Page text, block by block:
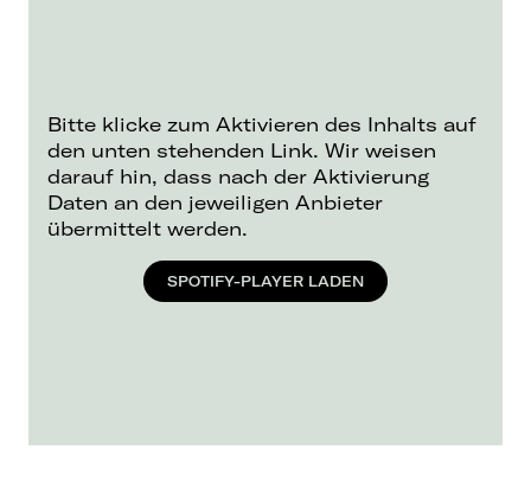
Bitte klicke zum Aktivieren des Inhalts auf
den unten stehenden Link. Wir weisen
darauf hin, dass nach der Aktivierung
Daten an den jeweiligen Anbieter
übermittelt werden.
SPOTIFY-PLAYER LADEN